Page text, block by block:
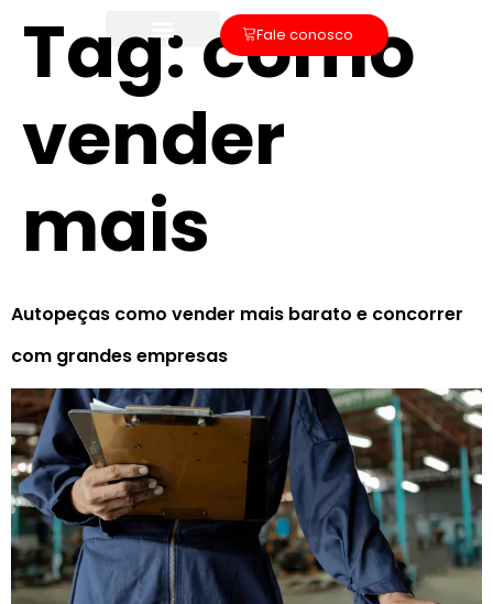
Fale conosco
Tag: como
vender
mais
Autopeças como vender mais barato e concorrer
com grandes empresas